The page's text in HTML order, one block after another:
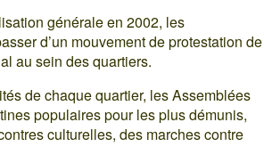
générale en 2002, les
d’un mouvement de protestation de
au sein des quartiers.
de chaque quartier, les Assemblées
populaires pour les plus démunis,
culturelles, des marches contre